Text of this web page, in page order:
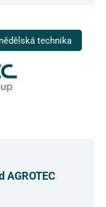
technika